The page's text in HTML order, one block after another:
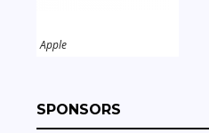
Apple
SPONSORS